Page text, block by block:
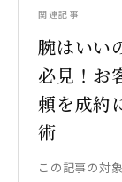
関連記事
腕はいい
必見！お
頼を成約
術
この記事の対